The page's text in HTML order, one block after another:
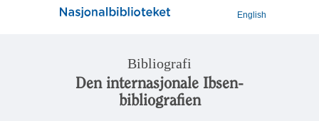
English
Bibliografi
Den internasjonale Ibsen-
bibliografien